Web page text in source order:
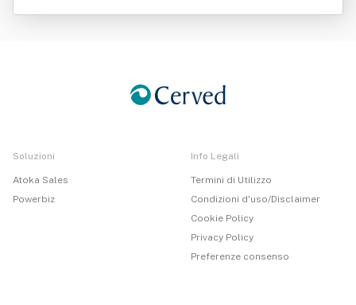
Soluzioni
Atoka Sales
Powerbiz
Info Legali
Termini di Utilizzo
Condizioni d'uso/Disclaimer
Cookie Policy
Privacy Policy
Preferenze consenso